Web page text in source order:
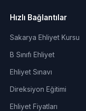
Hızlı Bağlantılar
Sakarya Ehliyet Kursu
B Sınıfı Ehliyet
Ehliyet Sınavı
Direksiyon Eğitimi
Ehliyet Fiyatları